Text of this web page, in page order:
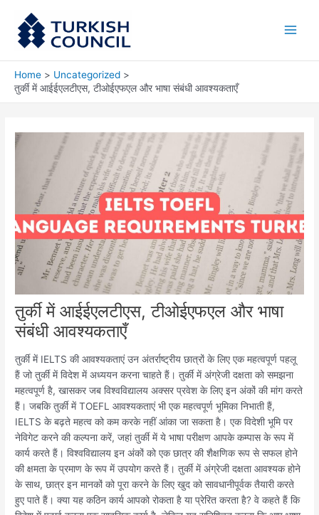
content
Home
Uncategorized
तुर्की में आईईएलटीएस, टीओईएफएल और भाषा संबंधी आवश्यकताएँ
तुर्की में आईईएलटीएस, टीओईएफएल और भाषा
संबंधी आवश्यकताएँ
तुर्की में IELTS की आवश्यकताएं उन अंतर्राष्ट्रीय छात्रों के लिए एक महत्वपूर्ण पहलू
हैं जो तुर्की में विदेश में अध्ययन करना चाहते हैं। तुर्की में अंग्रेजी दक्षता को समझना
महत्वपूर्ण है, खासकर जब विश्वविद्यालय अक्सर प्रवेश के लिए इन अंकों की मांग करते
हैं। जबकि तुर्की में TOEFL आवश्यकताएं भी एक महत्वपूर्ण भूमिका निभाती हैं,
IELTS के बढ़ते महत्व को कम करके नहीं आंका जा सकता है। एक विदेशी भूमि पर
नेविगेट करने की कल्पना करें, जहां तुर्की में ये भाषा परीक्षण आपके कम्पास के रूप में
कार्य करते हैं। विश्वविद्यालय इन अंकों को एक छात्र की शैक्षणिक रूप से सफल होने
की क्षमता के प्रमाण के रूप में उपयोग करते हैं। तुर्की में अंग्रेजी दक्षता आवश्यक होने
के साथ, छात्र इन मानकों को पूरा करने के लिए खुद को सावधानीपूर्वक तैयारी करते
हुए पाते हैं। क्या यह कठिन कार्य आपको रोकता है या प्रेरित करता है? वे कहते हैं कि